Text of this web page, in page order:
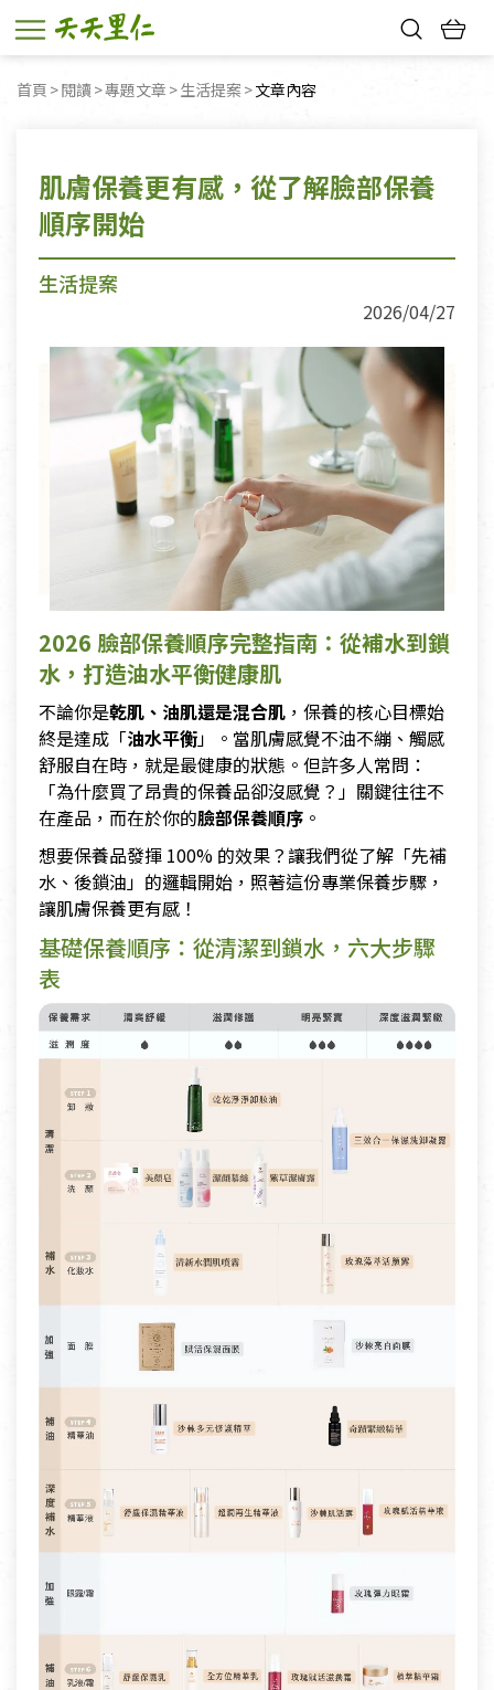
首頁 閱讀 專題文章 生活提案 目前頁面：
文章內容
肌膚保養更有感，從了解臉部保養
順序開始
生活提案
2026/04/27
2026 臉部保養順序完整指南：從補水到鎖
水，打造油水平衡健康肌
不論你是乾肌、油肌還是混合肌 ，保養的核心目標始
終是達成「油水平衡」。當肌膚感覺不油不繃、觸感
舒服自在時，就是最健康的狀態。但許多人常問：
「為什麼買了昂貴的保養品卻沒感覺？」關鍵往往不
在產品，而在於你的臉部保養順序 。
想要保養品發揮 100% 的效果？讓我們從了解「先補
水、後鎖油」的邏輯開始，照著這份專業保養步驟，
讓肌膚保養更有感！
基礎保養順序：從清潔到鎖水，六大步驟
表